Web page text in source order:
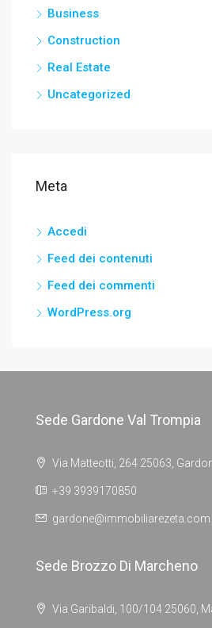
Business
Construction
Real Estate
Uncategorized
Meta
Accedi
Feed dei contenuti
Feed dei commenti
WordPress.org
Sede Gardone Val Trompia
Via Matteotti, 264 25063,
+39 3939170850
gardone@immobiliarezeta.com
Sede Brozzo Di Marcheno
Via Garibaldi, 100/104 25060,